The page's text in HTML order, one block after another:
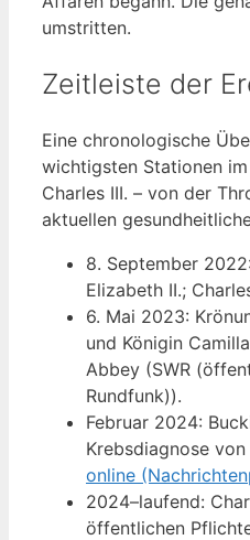
umstritten.
Zeitleiste der
Eine chronologische
wichtigsten Stationen
Charles III. – von der
aktuellen
8. September 2022
Elizabeth II.;
6. Mai 2023:
und Königin
Abbey (SWR
Rundfunk)).
Februar 2024:
Krebsdiagnose
online
2024–laufend:
öffentlichen